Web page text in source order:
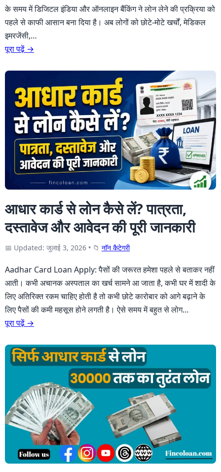
के समय में डिजिटल इंडिया और ऑनलाइन बैंकिंग ने लोन लेने की प्रक्रिया को
पहले से काफी आसान बना दिया है। अब लोगों को छोटे-मोटे खर्चों, मेडिकल
इमरजेंसी,…
पूरा पढ़ें →
आधार कार्ड से लोन कैसे लें? पात्रता,
दस्तावेज और आवेदन की पूरी जानकारी
📅 Updated: जुलाई 3, 2026 • 📁 नाॅन कैटेगरी
Aadhar Card Loan Apply: पैसों की जरूरत हमेशा पहले से बताकर नहीं
आती। कभी अचानक अस्पताल का खर्च सामने आ जाता है, कभी घर में शादी के
लिए अतिरिक्त रकम चाहिए होती है तो कभी छोटे कारोबार को आगे बढ़ाने के
लिए पैसों की कमी महसूस होने लगती है। ऐसे समय में बहुत से लोग…
पूरा पढ़ें →